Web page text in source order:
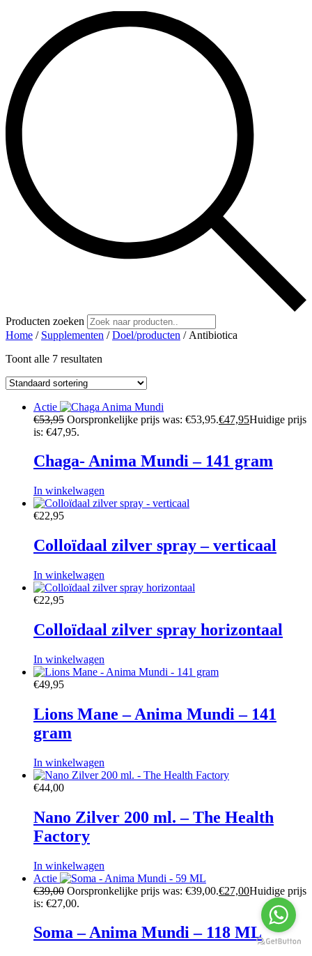
Producten zoeken
Home / Supplementen /Doel/producten / Antibiotica
Toont alle 7 resultaten
Actie
€53,95 Oorspronkelijke prijs was: €53,95.€47,95Huidige prijs
is: €47,95.
Chaga- Anima Mundi – 141 gram
In winkelwagen
€22,95
Colloïdaal zilver spray – verticaal
In winkelwagen
€22,95
Colloïdaal zilver spray horizontaal
In winkelwagen
€49,95
Lions Mane – Anima Mundi – 141
gram
In winkelwagen
€44,00
Nano Zilver 200 ml. – The Health
Factory
In winkelwagen
Actie
€39,00 Oorspronkelijke prijs was: €39,00.€27,00Huidige prijs
is: €27,00.
Soma – Anima Mundi – 118 ML